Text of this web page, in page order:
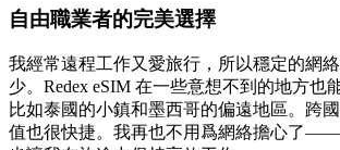
自由職業者的完美選擇
我經常遠程工作又愛旅行，所以穩定的網
少。Redex eSIM 在一些意想不到的地方也
比如泰國的小鎮和墨西哥的偏遠地區。跨
值也很快捷。我再也不用爲網絡擔心了